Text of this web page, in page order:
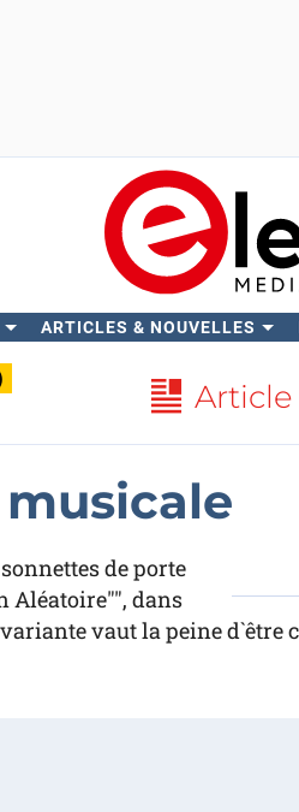
ARTICLES & NOUVELLES
Article
de porte
Aléatoire"", dans
vaut la peine d`être